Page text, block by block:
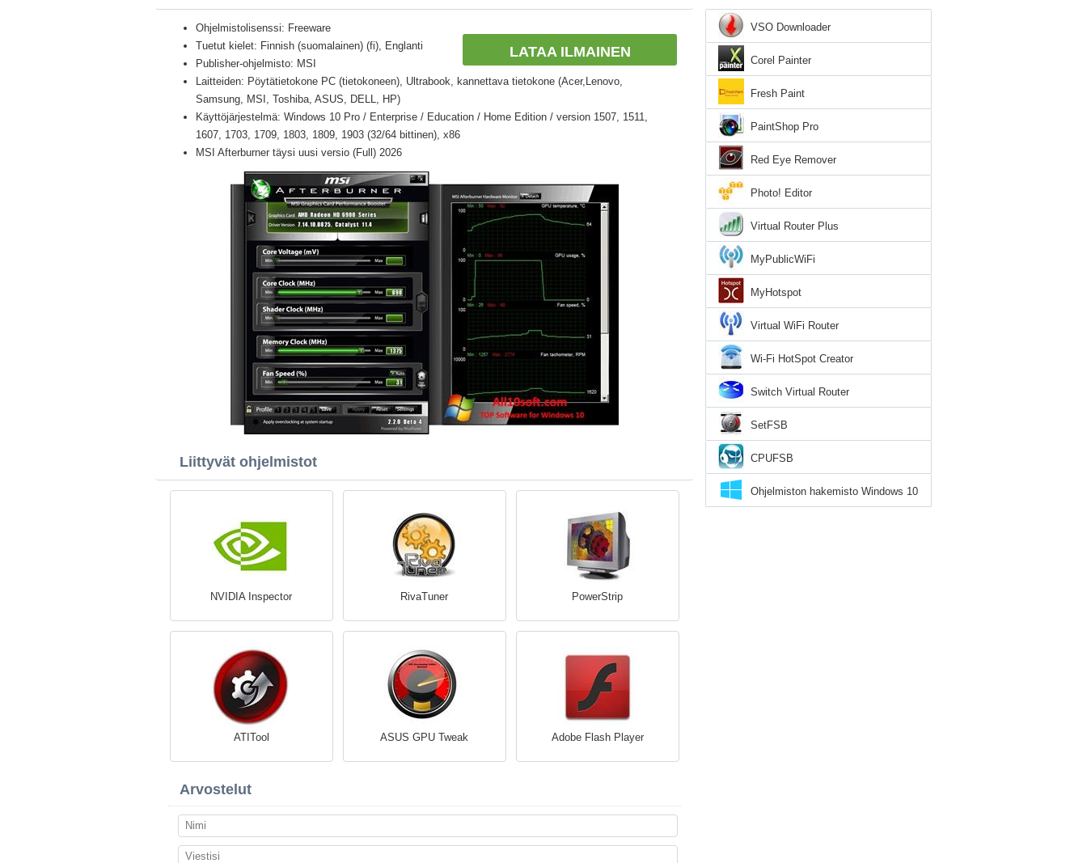
LATAA ILMAINEN
Ohjelmistolisenssi: Freeware
Tuetut kielet: Finnish (suomalainen) (fi), Englanti
Publisher-ohjelmisto: MSI
Laitteiden: Pöytätietokone PC (tietokoneen), Ultrabook, kannettava tietokone (Acer,Lenovo,
Samsung, MSI, Toshiba, ASUS, DELL, HP)
Käyttöjärjestelmä: Windows 10 Pro / Enterprise / Education / Home Edition / version 1507, 1511,
1607, 1703, 1709, 1803, 1809, 1903 (32/64 bittinen), x86
MSI Afterburner täysi uusi versio (Full) 2026
Liittyvät ohjelmistot
NVIDIA Inspector RivaTuner PowerStrip
ATITool ASUS GPU Tweak Adobe Flash Player
Arvostelut
VSO Downloader
Corel Painter
Fresh Paint
PaintShop Pro
Red Eye Remover
Photo! Editor
Virtual Router Plus
MyPublicWiFi
MyHotspot
Virtual WiFi Router
Wi-Fi HotSpot Creator
Switch Virtual Router
SetFSB
CPUFSB
Ohjelmiston hakemisto Windows 10